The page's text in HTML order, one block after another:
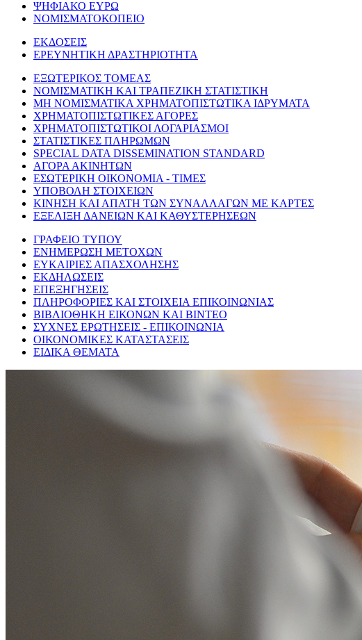
ΨΗΦΙΑΚΟ ΕΥΡΩ
ΝΟΜΙΣΜΑΤΟΚΟΠΕΙΟ
ΕΚΔΟΣΕΙΣ
ΕΡΕΥΝΗΤΙΚΗ ΔΡΑΣΤΗΡΙΟΤΗΤΑ
ΕΞΩΤΕΡΙΚΟΣ ΤΟΜΕΑΣ
ΝΟΜΙΣΜΑΤΙΚΗ ΚΑΙ ΤΡΑΠΕΖΙΚΗ ΣΤΑΤΙΣΤΙΚΗ
ΜΗ ΝΟΜΙΣΜΑΤΙΚΑ ΧΡΗΜΑΤΟΠΙΣΤΩΤΙΚΑ ΙΔΡΥΜΑΤΑ
ΧΡΗΜΑΤΟΠΙΣΤΩΤΙΚΕΣ ΑΓΟΡΕΣ
ΧΡΗΜΑΤΟΠΙΣΤΩΤΙΚΟΙ ΛΟΓΑΡΙΑΣΜΟΙ
ΣΤΑΤΙΣΤΙΚΕΣ ΠΛΗΡΩΜΩΝ
SPECIAL DATA DISSEMINATION STANDARD
ΑΓΟΡΑ ΑΚΙΝΗΤΩΝ
ΕΣΩΤΕΡΙΚΗ ΟΙΚΟΝΟΜΙΑ - ΤΙΜΕΣ
ΥΠΟΒΟΛΗ ΣΤΟΙΧΕΙΩΝ
ΚΙΝΗΣΗ ΚΑΙ ΑΠΑΤΗ ΤΩΝ ΣΥΝΑΛΛΑΓΩΝ ΜΕ ΚΑΡΤΕΣ
ΕΞΕΛΙΞΗ ΔΑΝΕΙΩΝ ΚΑΙ ΚΑΘΥΣΤΕΡΗΣΕΩΝ
ΓΡΑΦΕΙΟ ΤΥΠΟΥ
ΕΝΗΜΕΡΩΣΗ ΜΕΤΟΧΩΝ
ΕΥΚΑΙΡΙΕΣ ΑΠΑΣΧΟΛΗΣΗΣ
ΕΚΔΗΛΩΣΕΙΣ
ΕΠΕΞΗΓΗΣΕΙΣ
ΠΛΗΡΟΦΟΡΙΕΣ ΚΑΙ ΣΤΟΙΧΕΙΑ ΕΠΙΚΟΙΝΩΝΙΑΣ
ΒΙΒΛΙΟΘΗΚΗ ΕΙΚΟΝΩΝ ΚΑΙ ΒΙΝΤΕΟ
ΣΥΧΝΕΣ ΕΡΩΤΗΣΕΙΣ - ΕΠΙΚΟΙΝΩΝΙΑ
ΟΙΚΟΝΟΜΙΚΕΣ ΚΑΤΑΣΤΑΣΕΙΣ
ΕΙΔΙΚΑ ΘΕΜΑΤΑ